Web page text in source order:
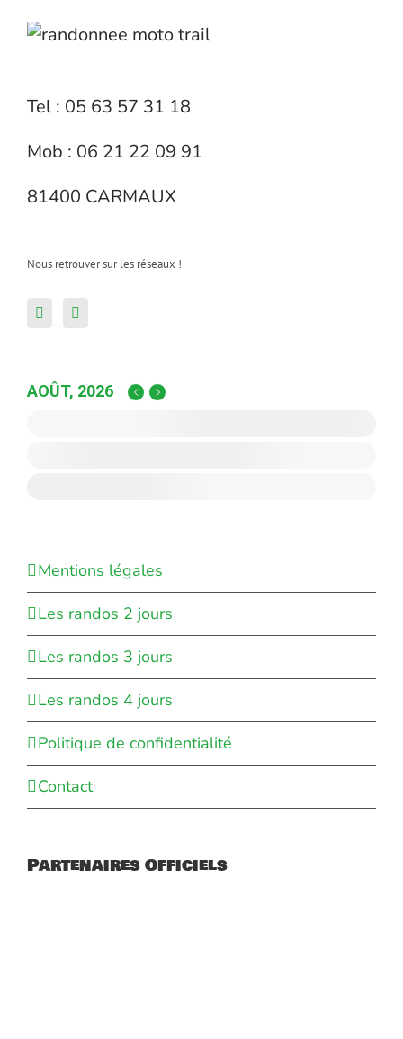
Tel : 05 63 57 31 18
Mob : 06 21 22 09 91
81400 CARMAUX
Nous retrouver sur les réseaux !
AOÛT, 2026
Mentions légales
Les randos 2 jours
Les randos 3 jours
Les randos 4 jours
Politique de confidentialité
Contact
Partenaires Officiels